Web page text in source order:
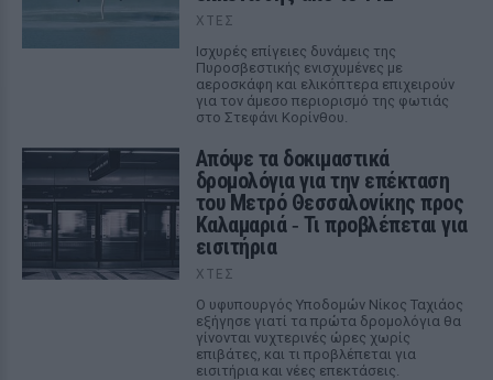
ΧΤΕΣ
Ισχυρές επίγειες δυνάμεις της
Πυροσβεστικής ενισχυμένες με
αεροσκάφη και ελικόπτερα επιχειρούν
για τον άμεσο περιορισμό της φωτιάς
στο Στεφάνι Κορίνθου.
Απόψε τα δοκιμαστικά
δρομολόγια για την επέκταση
του Μετρό Θεσσαλονίκης προς
Καλαμαριά ‑ Τι προβλέπεται για
εισιτήρια
ΧΤΕΣ
Ο υφυπουργός Υποδομών Νίκος Ταχιάος
εξήγησε γιατί τα πρώτα δρομολόγια θα
γίνονται νυχτερινές ώρες χωρίς
επιβάτες, και τι προβλέπεται για
εισιτήρια και νέες επεκτάσεις.